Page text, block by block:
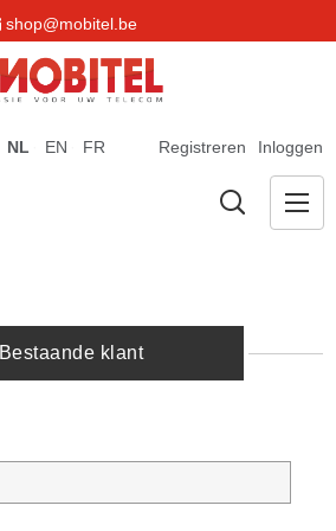
shop@mobitel.be
Registreren Inloggen
NL EN FR
Bestaande klant